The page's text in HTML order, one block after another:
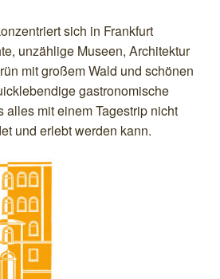
sich in Frankfurt
unzählige Museen, Architektur
mit großem Wald und schönen
gastronomische
alles mit einem Tagestrip nicht
und erlebt werden kann.